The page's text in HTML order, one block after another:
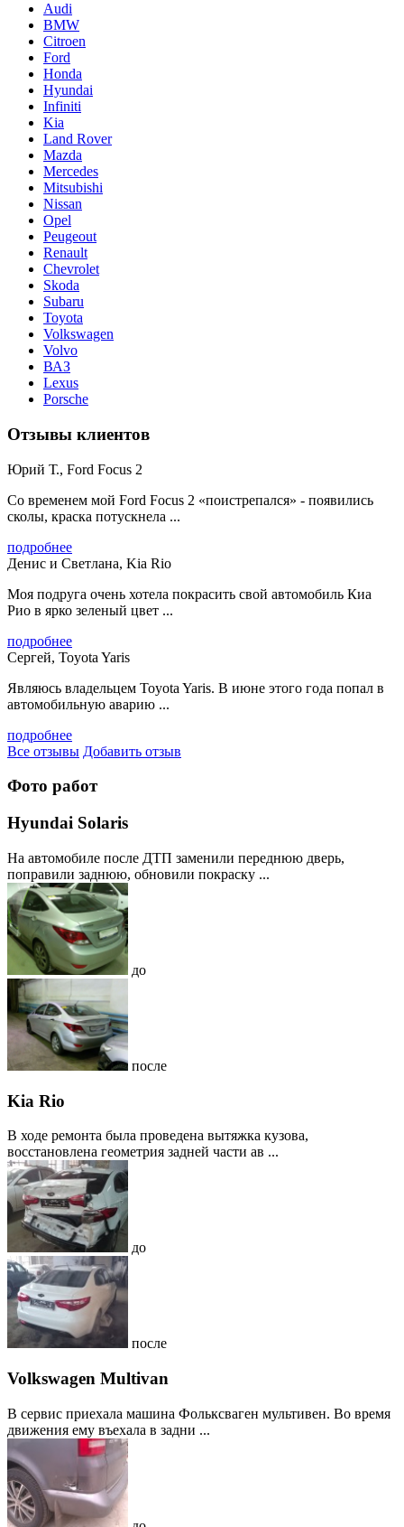
Audi
BMW
Citroen
Ford
Honda
Hyundai
Infiniti
Kia
Land Rover
Mazda
Mercedes
Mitsubishi
Nissan
Opel
Peugeout
Renault
Chevrolet
Skoda
Subaru
Toyota
Volkswagen
Volvo
ВАЗ
Lexus
Porsche
Отзывы клиентов
Юрий Т., Ford Focus 2
Со временем мой Ford Focus 2 «поистрепался» - появились
сколы, краска потускнела ...
подробнее
Денис и Светлана, Kia Rio
Моя подруга очень хотела покрасить свой автомобиль Киа
Рио в ярко зеленый цвет ...
подробнее
Сергей, Toyota Yaris
Являюсь владельцем Toyota Yaris. В июне этого года попал в
автомобильную аварию ...
подробнее
Все отзывы Добавить отзыв
Фото работ
Hyundai Solaris
На автомобиле после ДТП заменили переднюю дверь,
поправили заднюю, обновили покраску ...
до
после
Kia Rio
В ходе ремонта была проведена вытяжка кузова,
восстановлена геометрия задней части ав ...
до
после
Volkswagen Multivan
В сервис приехала машина Фольксваген мультивен. Во время
движения ему въехала в задни ...